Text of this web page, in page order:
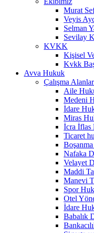
Murat
Veyis
Selman
Sevilay
KVKK
Kişisel
Kvkk
Avva Hukuk
Çalışma
Aile
Medeni
İdare
Miras
İcra İflas
Ticaret
Boşanma
Nafaka
Velayet
Maddi
Manevi
Spor
Otel
İdare
Babalık